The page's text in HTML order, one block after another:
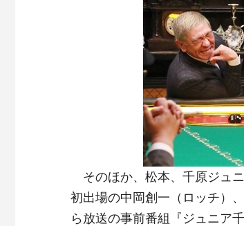
そのほか、松本、千原ジュ
初出場の中岡創一（ロッチ）
ら放送の事前番組『ジュニア